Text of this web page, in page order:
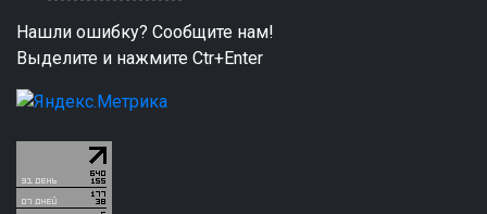
Нашли ошибку? Сообщите нам!
Выделите и нажмите Ctr+Enter